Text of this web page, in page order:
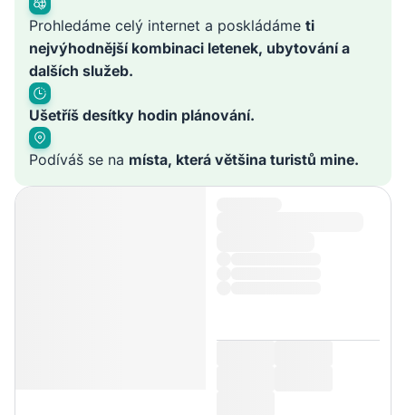
Prohledáme celý internet a poskládáme ti
nejvýhodnější kombinaci letenek, ubytování a
dalších služeb.
Ušetříš desítky hodin plánování.
Podíváš se na místa, která většina turistů mine.